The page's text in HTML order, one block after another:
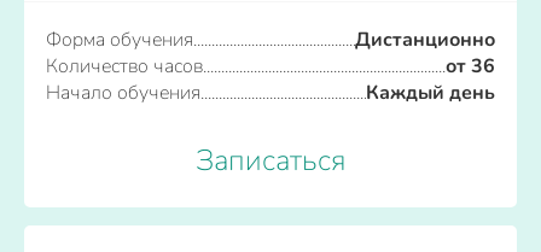
Форма обучения
Дистанционно
Количество часов
от 36
Начало обучения
Каждый день
Записаться